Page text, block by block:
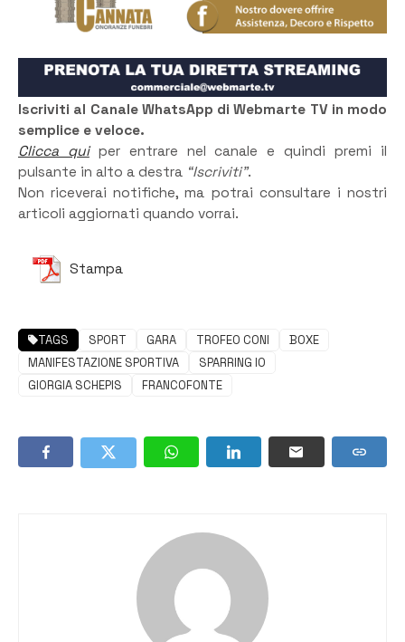
Iscriviti al Canale WhatsApp di Webmarte TV in modo
semplice e veloce.
Clicca quiper entrare nel canale e quindi premi il
pulsante in alto a destra “Iscriviti”.
Non riceverai notifiche, ma potrai consultare i nostri
articoli aggiornati quando vorrai.
Stampa
TAGS SPORT GARA TROFEO CONI
BOXE
MANIFESTAZIONE SPORTIVA
SPARRING IO
GIORGIA SCHEPIS
FRANCOFONTE